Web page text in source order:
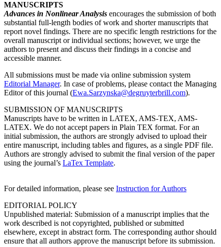
MANUSCRIPTS
Advances in Nonlinear Analysis encourages the submission of both
substantial full-length bodies of work and shorter manuscripts that
report novel findings. There are no specific length restrictions for the
overall manuscript or individual sections; however, we urge the
authors to present and discuss their findings in a concise and
accessible manner.
All submissions must be made via online submission system
Editorial Manager. In case of problems, please contact the Managing
Editor of this journal (Ewa.Sarzynska@degruyterbrill.com).
SUBMISSION OF MANUSCRIPTS
Manuscripts have to be written in LATEX, AMS-TEX, AMS-
LATEX. We do not accept papers in Plain TEX format. For an
initial submission, the authors are strongly advised to upload their
entire manuscript, including tables and figures, as a single PDF file.
Authors are strongly advised to submit the final version of the paper
using the journal’s LaTex Template.
For detailed information, please see Instruction for Authors
EDITORIAL POLICY
Unpublished material: Submission of a manuscript implies that the
work described is not copyrighted, published or submitted
elsewhere, except in abstract form. The corresponding author should
ensure that all authors approve the manuscript before its submission.